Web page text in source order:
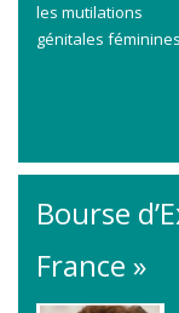
les mutilations
génitales féminines
Bourse
France »